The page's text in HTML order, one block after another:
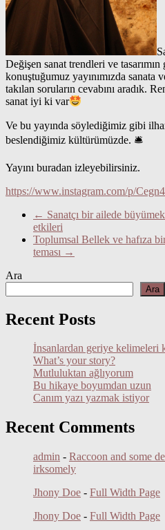
Değişen sanat trendleri ve
konuştuğumuz yayınımızda sanata
takılan soruların cevabını aradık.
sanat iyi ki var
Ve bu yayında söylediğimiz gibi
beslendiğimiz kültürümüzde. 🛎
Yayını buradan izleyebilirsiniz.
https://www.instagram.com/p/
← Sanatçı bir ailede
etkileri
Toplumsal Bellek ve hafıza
teması →
Ara
Ara
Recent Posts
İnsanlardan geriye kelimeleri
What’s your story?
Mutluluktan ağlıyorum
Bu hikaye boyumdan uzun
Canım yazı yazmak istiyor
Recent Comments
admin - Raccoon and some
irksomely
Jhony Doe - Full Width Page
Jhony Doe - Full Width Page